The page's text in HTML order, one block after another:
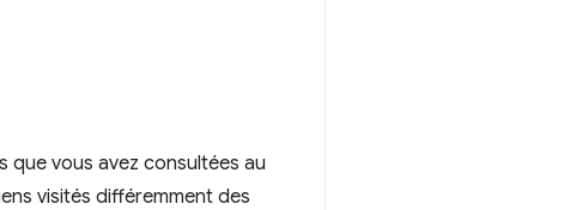
que vous avez consultées au
visités différemment des